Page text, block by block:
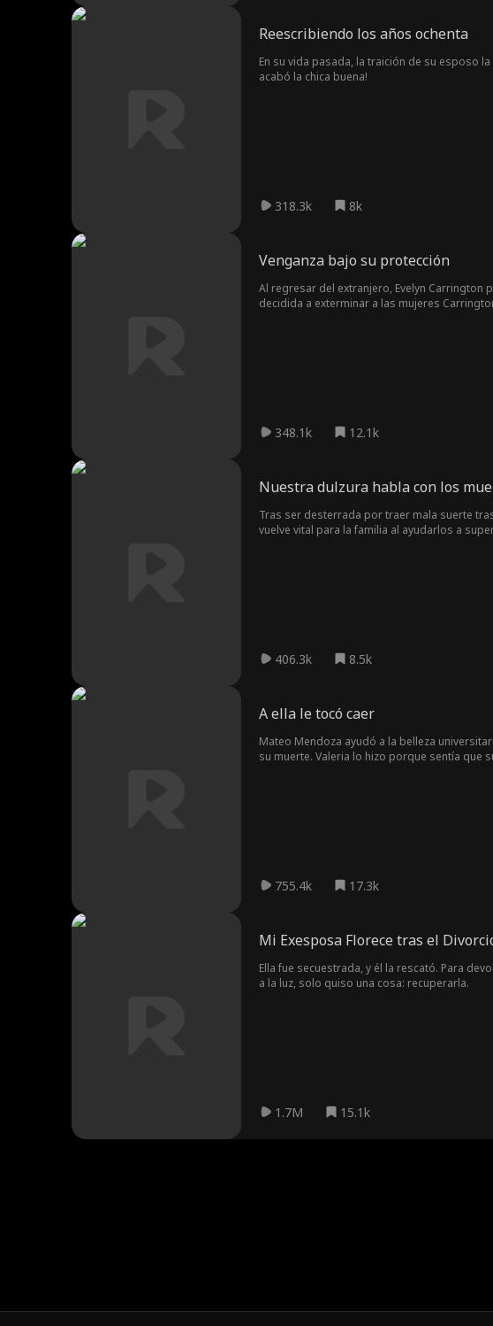
Reescribiendo los años ochenta
En su vida pasada, la traición de su esposo
acabó la chica buena!
318.3k 8k
Venganza bajo su protección
Al regresar del extranjero, Evelyn Carrington
decidida a exterminar a las mujeres
348.1k 12.1k
Nuestra dulzura habla con los
Tras ser desterrada por traer mala suerte
vuelve vital para la familia al ayudarlos a
406.3k 8.5k
A ella le tocó caer
Mateo Mendoza ayudó a la belleza
su muerte. Valeria lo hizo porque sentía que
755.4k 17.3k
Mi Exesposa Florece tras el
Ella fue secuestrada, y él la rescató. Para
a la luz, solo quiso una cosa: recuperarla.
1.7M 15.1k